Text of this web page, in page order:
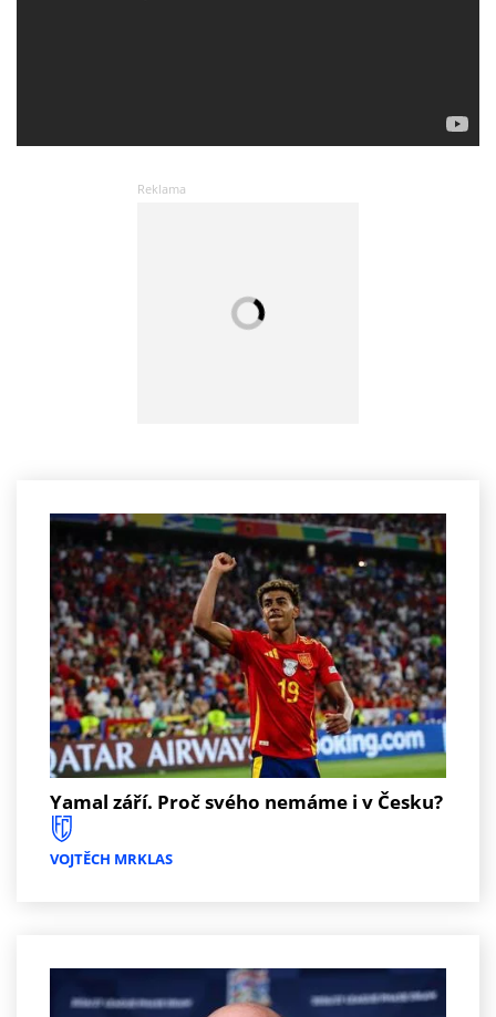
Yamal září. Proč svého nemáme i v Česku?
VOJTĚCH MRKLAS